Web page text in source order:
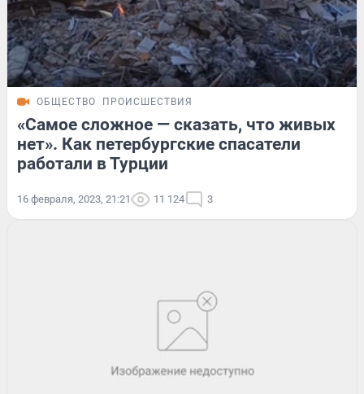
ОБЩЕСТВО ПРОИСШЕСТВИЯ
«Самое сложное — сказать, что живых
нет». Как петербургские спасатели
работали в Турции
16 февраля, 2023, 21:21 11 124 3